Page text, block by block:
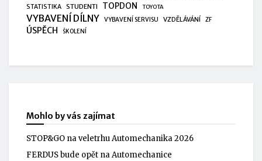
STATISTIKA STUDENTI TOPDON TOYOTA
VYBAVENÍ DÍLNY VYBAVENÍ SERVISU VZDĚLÁVÁNÍ ZF
ÚSPĚCH ŠKOLENÍ
Mohlo by vás zajímat
STOP&GO na veletrhu Automechanika 2026
FERDUS bude opět na Automechanice